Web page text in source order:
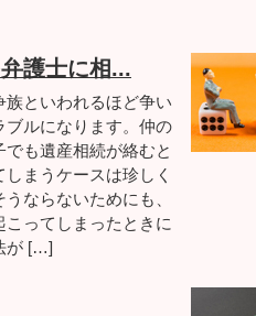
護士に相...
族といわれるほど争い
ブルになります。仲の
でも遺産相続が絡むと
まうケースは珍しく
ならないためにも、
こってしまったときに
が […]